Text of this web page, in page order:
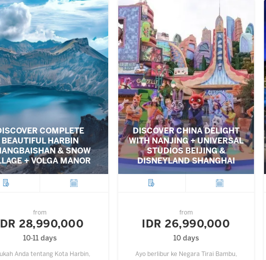
COMPLETE
BEAUTIFUL HARBIN
& SNOW
+ VOLGA MANOR
from
28,990,000
10-11 days
Anda tentang Kota Harbin,
DISCOVER CHINA DELIGHT
WITH NANJING + UNIVERSAL
STUDIOS BEIJING &
DISNEYLAND SHANGHAI
from
IDR 26,990,000
10 days
Ayo berlibur ke Negara Tirai Bambu,